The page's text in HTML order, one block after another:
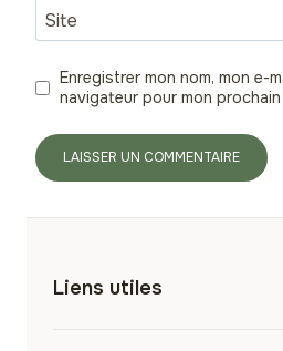
Site
Enregistrer mon nom, mon e-
navigateur pour mon prochain
Liens utiles